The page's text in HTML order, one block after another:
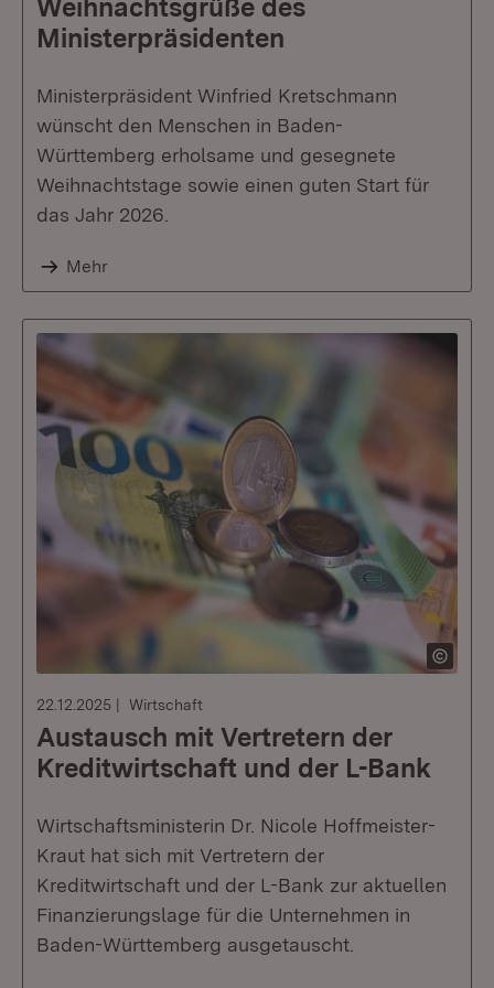
Weihnachtsgrüße des
Ministerpräsidenten
Ministerpräsident Winfried Kretschmann
wünscht den Menschen in Baden-
Württemberg erholsame und gesegnete
Weihnachtstage sowie einen guten Start für
das Jahr 2026.
Mehr
22.12.2025 Wirtschaft
Austausch mit Vertretern der
Kreditwirtschaft und der L-Bank
Wirtschaftsministerin Dr. Nicole Hoffmeister-
Kraut hat sich mit Vertretern der
Kreditwirtschaft und der L-Bank zur aktuellen
Finanzierungslage für die Unternehmen in
Baden-Württemberg ausgetauscht.